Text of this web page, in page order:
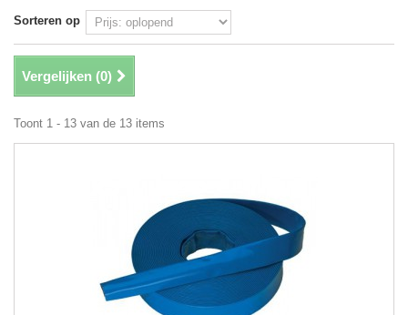
Sorteren op
Vergelijken (0)
Toont 1 - 13 van de 13 items